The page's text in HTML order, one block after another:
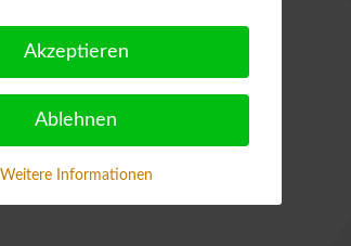
Akzeptieren
Ablehnen
Weitere Informationen